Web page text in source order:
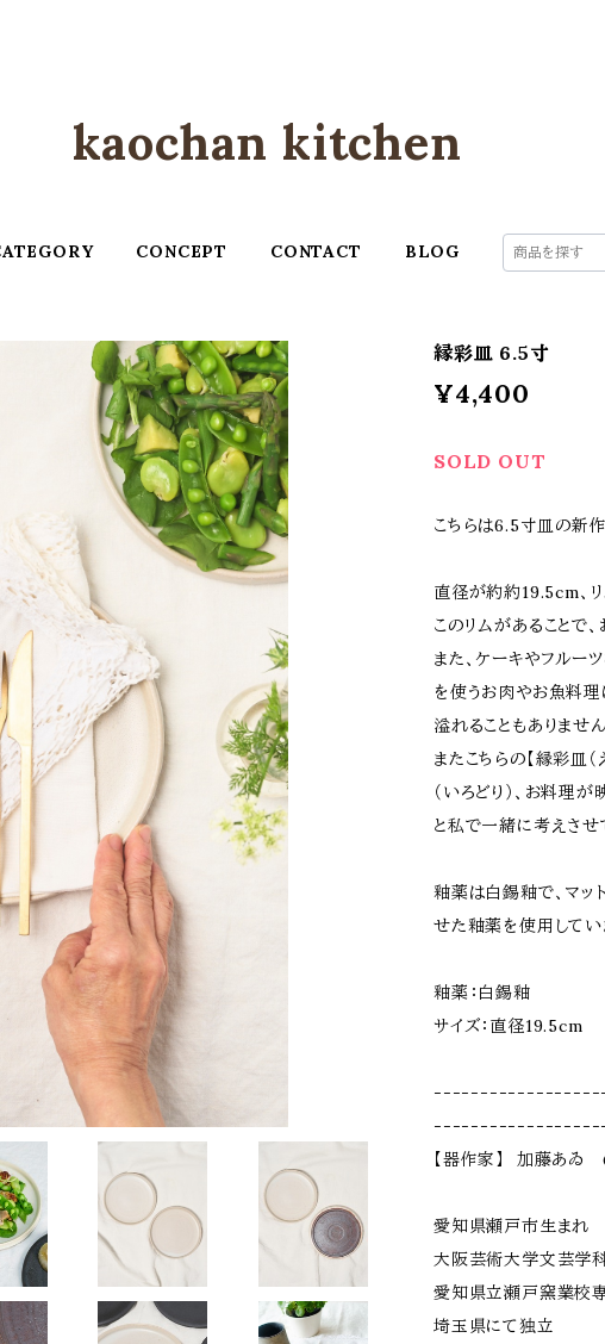
kaochan kitchen
CONCEPT CONTACT BLOG
縁彩皿 6.5寸
¥4,400
SOLD OUT
こちらは6.5寸皿の新作
直径が約約19.5cm、
このリムがあることで
また、ケーキやフルー
を使うお肉やお魚料理
溢れることもありません
またこちらの【縁彩皿（
（いろどり）、お料理
と私で一緒に考えさせ
釉薬は白錫釉で、マ
せた釉薬を使用してい
釉薬：白錫釉
サイズ：直径19.5cm
【器作家】 加藤あゐ
愛知県瀬戸市生まれ
大阪芸術大学文芸学
愛知県立瀬戸窯業校
埼玉県にて独立